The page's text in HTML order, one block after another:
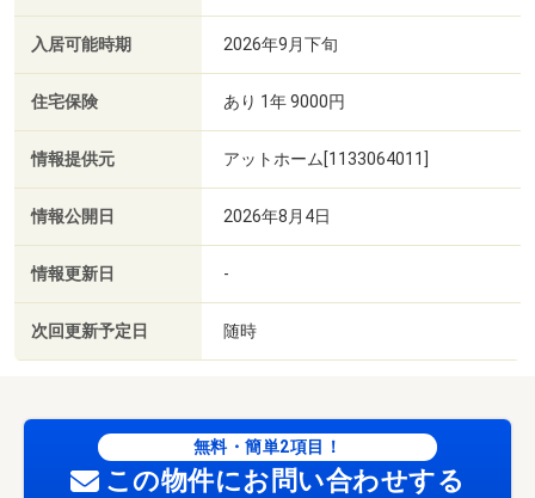
入居可能時期 2026年9月下旬
住宅保険 あり 1年 9000円
情報提供元 アットホーム[1133064011]
情報公開日 2026年8月4日
情報更新日 -
次回更新予定日 随時
無料・簡単2項目！
この物件にお問い合わせする